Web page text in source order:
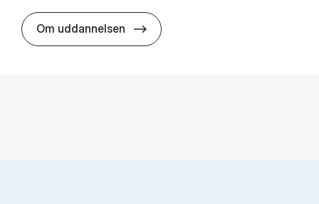
Om uddannelsen HA i mar­keds- og kul­tu­r­a­na­ly­se